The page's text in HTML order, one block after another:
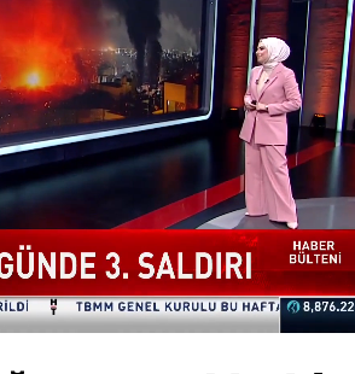
1080
Oynatma